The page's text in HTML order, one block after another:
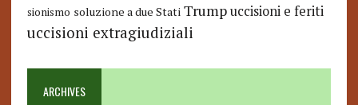
sionismo soluzione a due Stati Trump uccisioni e feriti
uccisioni extragiudiziali
ARCHIVES